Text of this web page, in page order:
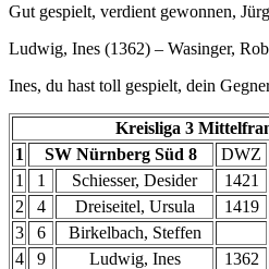
Gut gespielt, verdient gewonnen,
Ludwig, Ines (1362) – Wasinger,
Ines, du hast toll gespielt, dein
Kreisliga 3
1
SW Nürnberg Süd 8 DWZ
1
1 Schiesser, Desider 1421
2
4 Dreiseitel, Ursula 1419
3
6 Birkelbach, Steffen
4
9 Ludwig, Ines 1362